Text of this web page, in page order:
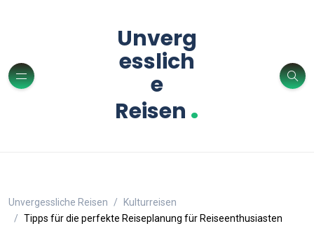
Unverg
esslich
e
Reisen .
Unvergessliche Reisen
Kulturreisen
Tipps für die perfekte Reiseplanung für Reiseenthusiasten